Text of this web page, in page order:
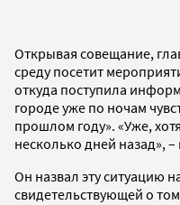
Открывая совещание,
среду посетит
откуда поступила
городе уже по ночам
прошлом году». «Уже,
несколько дней назад»,
Он назвал эту ситуацию
свидетельствующей о